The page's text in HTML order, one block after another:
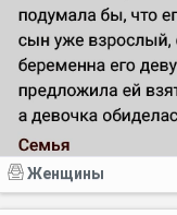
Женщины